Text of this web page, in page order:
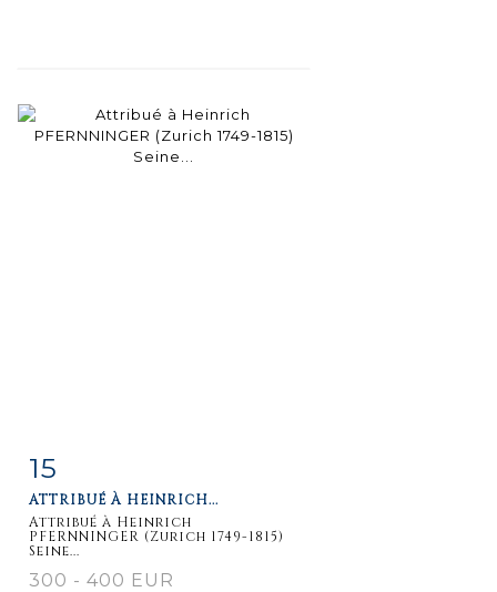
détaillée
15
ATTRIBUÉ À HEINRICH...
Attribué à Heinrich
PFERNNINGER (Zurich 1749-1815)
Seine...
300 - 400 EUR